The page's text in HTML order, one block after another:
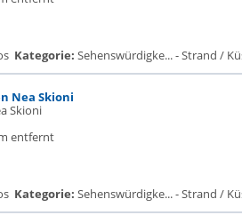
Kategorie: Sehenswürdigke... - Strand /
Nea Skioni
Skioni
entfernt
Kategorie: Sehenswürdigke... - Strand /